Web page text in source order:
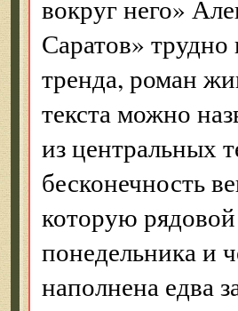
вокруг него»
Саратов»
тренда, роман
текста можно
из центральных
бесконечность
которую
понедельника и
наполнена едва